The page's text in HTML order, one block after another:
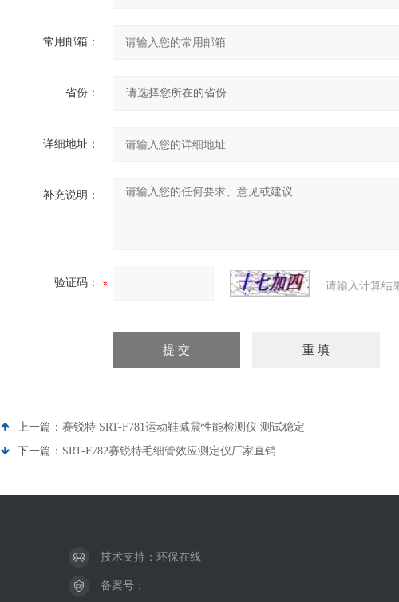
常用邮箱：
省份：
详细地址：
补充说明：
验证码： 请输入计算结
上一篇： 赛锐特 SRT-F781运动鞋减震性能检测仪 测试稳定
下一篇： SRT-F782赛锐特毛细管效应测定仪厂家直销
技术支持： 环保在线
备案号：